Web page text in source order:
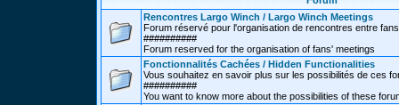
Rencontres Largo Winch / Largo Winch Meetings
Forum réservé pour l'organisation de rencontres entre fans
##########
Forum reserved for the organisation of fans' meetings
Fonctionnalités Cachées / Hidden Functionalities
Vous souhaitez en savoir plus sur les possibilités de ces
##########
You want to know more about the possibilities of these